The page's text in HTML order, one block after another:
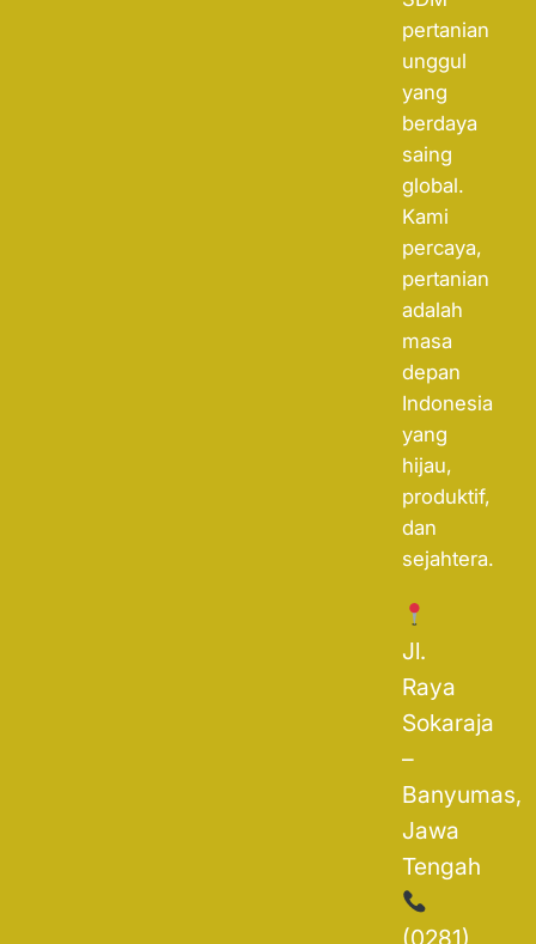
pertanian
unggul
yang
berdaya
saing
global.
Kami
percaya,
pertanian
adalah
masa
depan
Indonesia
yang
hijau,
produktif,
dan
sejahtera.
Jl.
Raya
Sokaraja
–
Banyumas,
Jawa
Tengah